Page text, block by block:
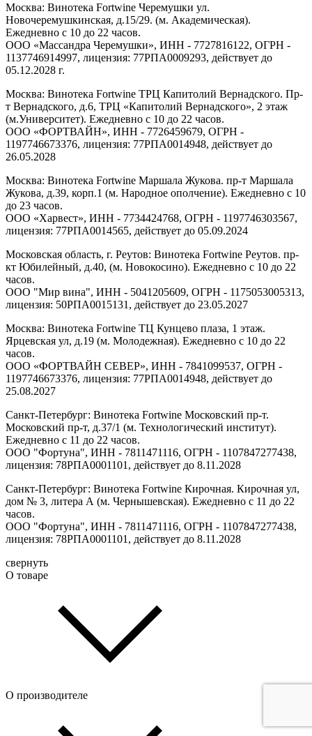
Москва: Винотека Fortwine Черемушки ул.
Новочеремушкинская, д.15/29. (м. Академическая).
Ежедневно с 10 до 22 часов.
ООО «Массандра Черемушки», ИНН - 7727816122, ОГРН -
1137746914997, лицензия: 77РПА0009293, действует до
05.12.2028 г.
Москва: Винотека Fortwine ТРЦ Капитолий Вернадского. Пр-
т Вернадского, д.6, ТРЦ «Капитолий Вернадского», 2 этаж
(м.Университет). Ежедневно с 10 до 22 часов.
ООО «ФОРТВАЙН», ИНН - 7726459679, ОГРН -
1197746673376, лицензия: 77РПА0014948, действует до
26.05.2028
Москва: Винотека Fortwine Маршала Жукова. пр-т Маршала
Жукова, д.39, корп.1 (м. Народное ополчение). Ежедневно с 10
до 23 часов.
ООО «Харвест», ИНН - 7734424768, ОГРН - 1197746303567,
лицензия: 77РПА0014565, действует до 05.09.2024
Московская область, г. Реутов: Винотека Fortwine Реутов. пр-
кт Юбилейный, д.40, (м. Новокосино). Ежедневно с 10 до 22
часов.
ООО "Мир вина", ИНН - 5041205609, ОГРН - 1175053005313,
лицензия: 50РПА0015131, действует до 23.05.2027
Москва: Винотека Fortwine ТЦ Кунцево плаза, 1 этаж.
Ярцевская ул, д.19 (м. Молодежная). Ежедневно с 10 до 22
часов.
ООО «ФОРТВАЙН СЕВЕР», ИНН - 7841099537, ОГРН -
1197746673376, лицензия: 77РПА0014948, действует до
25.08.2027
Санкт-Петербург: Винотека Fortwine Московский пр-т.
Московский пр-т, д.37/1 (м. Технологический институт).
Ежедневно с 11 до 22 часов.
ООО "Фортуна", ИНН - 7811471116, ОГРН - 1107847277438,
лицензия: 78РПА0001101, действует до 8.11.2028
Санкт-Петербург: Винотека Fortwine Кирочная. Кирочная ул,
дом № 3, литера А (м. Чернышевская). Ежедневно с 11 до 22
часов.
ООО "Фортуна", ИНН - 7811471116, ОГРН - 1107847277438,
лицензия: 78РПА0001101, действует до 8.11.2028
свернуть
О товаре
О производителе